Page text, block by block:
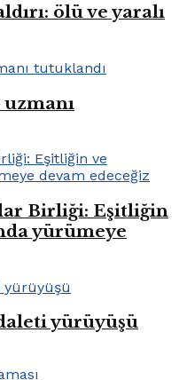
ölü ve yaralı
Birliği: Eşitliğin
yürümeye
yürüyüşü